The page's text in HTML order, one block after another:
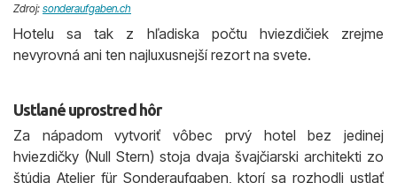
Zdroj: sonderaufgaben.ch
Hotelu sa tak z hľadiska počtu hviezdičiek zrejme
nevyrovná ani ten najluxusnejší rezort na svete.
Ustlané uprostred hôr
Za nápadom vytvoriť vôbec prvý hotel bez jedinej
hviezdičky (Null Stern) stoja dvaja švajčiarski architekti zo
štúdia Atelier für Sonderaufgaben, ktorí sa rozhodli ustlať